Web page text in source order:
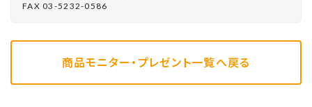
FAX 03-5232-0586
商品モニター・プレゼント一覧へ戻る